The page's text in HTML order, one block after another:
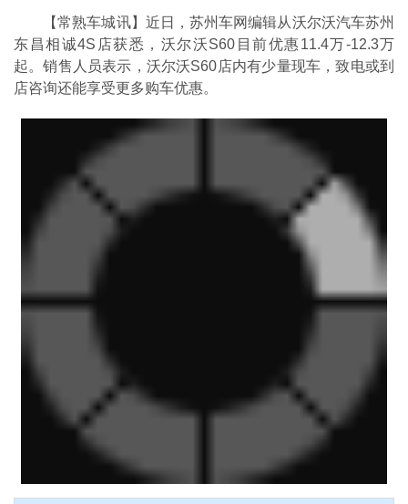
【常熟车城讯】近日，苏州车网编辑从沃尔沃汽车苏州
东昌相诚4S店获悉，沃尔沃S60目前优惠11.4万-12.3万
起。销售人员表示，沃尔沃S60店内有少量现车，致电或到
店咨询还能享受更多购车优惠。